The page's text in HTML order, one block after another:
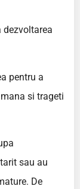
dezvoltarea
pentru a
si trageti
sau au
De